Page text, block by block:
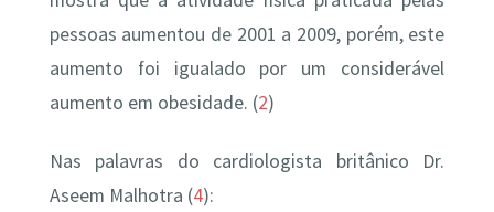
pessoas aumentou de 2001 a 2009, porém, este
aumento foi igualado por um considerável
aumento em obesidade. (2)
Nas palavras do cardiologista britânico Dr.
Aseem Malhotra (4):